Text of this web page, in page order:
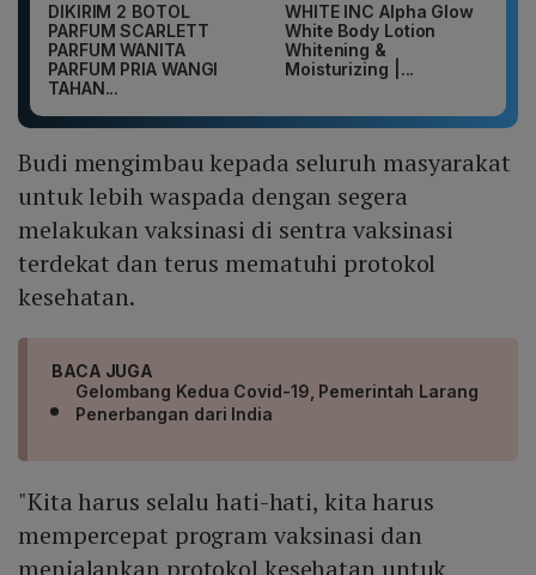
DIKIRIM 2 BOTOL
PARFUM SCARLETT
PARFUM WANITA
PARFUM PRIA WANGI
TAHAN...
WHITE INC Alpha Glow
White Body Lotion
Whitening &
Moisturizing |...
Budi mengimbau kepada seluruh masyarakat
untuk lebih waspada dengan segera
melakukan vaksinasi di sentra vaksinasi
terdekat dan terus mematuhi protokol
kesehatan.
BACA JUGA
Gelombang Kedua Covid-19, Pemerintah Larang
Penerbangan dari India
"Kita harus selalu hati-hati, kita harus
mempercepat program vaksinasi dan